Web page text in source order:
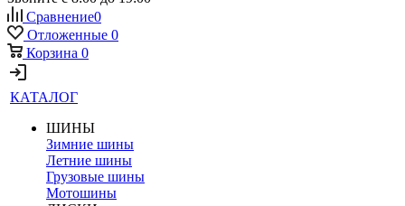
Сравнение0
Отложенные 0
Корзина 0
КАТАЛОГ
ШИНЫ
Зимние шины
Летние шины
Грузовые шины
Мотошины